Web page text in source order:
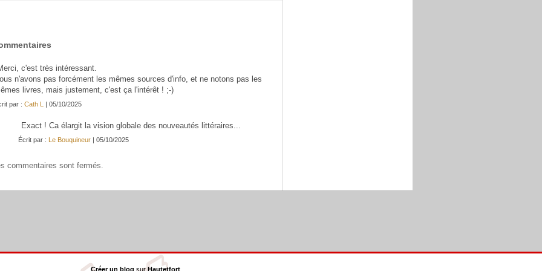
c'est très intéressant.
n'avons pas forcément les mêmes sources d'info, et ne notons pas les
livres, mais justement, c'est ça l'intérêt ! ;-)
par : Cath L | 05/10/2025
Exact ! Ca élargit la vision globale des nouveautés littéraires...
Écrit par : Le Bouquineur| 05/10/2025
commentaires sont fermés.
Créer un blog surHautetfort